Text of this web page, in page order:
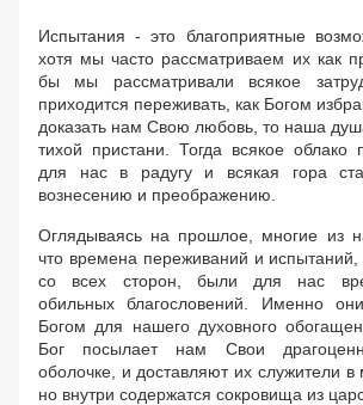
Испытания - это благоприятные
хотя мы часто рассматриваем их как
бы мы рассматривали всякое
приходится переживать, как Богом
доказать нам Свою любовь, то наша
тихой пристани. Тогда всякое облако
для нас в радугу и всякая гора
вознесению и преображению.
Оглядываясь на прошлое, многие из
что времена переживаний и
со всех сторон, были для нас
обильных благословений. Именно
Богом для нашего духовного
Бог посылает нам Свои
оболочке, и доставляют их служители
но внутри содержатся сокровища из